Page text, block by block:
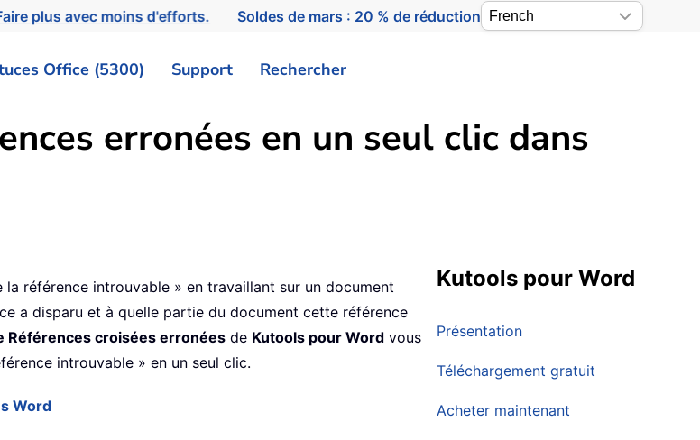
plus avec moins d'efforts. Soldes de mars : 20 % de réduction
Office (5300) Support Rechercher
erronées en un seul clic dans
Kutools pour Word
Présentation
Téléchargement gratuit
Acheter maintenant
référence introuvable » en travaillant sur un document
a disparu et à quelle partie du document cette référence
Références croisées erronées de Kutools pour Word vous
introuvable » en un seul clic.
Word